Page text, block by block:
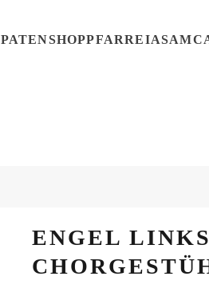
PATENSHOPPFARREI
ENGEL